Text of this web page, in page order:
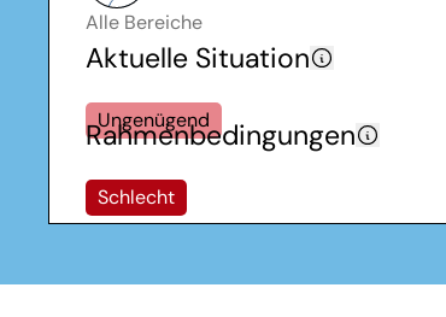
Alle Bereiche
Aktuelle Situation
Ungenügend
Rahmenbedingungen
Schlecht